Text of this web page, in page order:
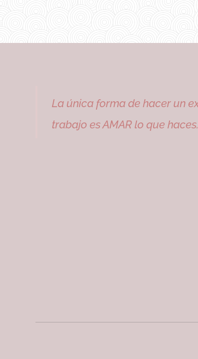
La única forma de hacer un
trabajo es AMAR lo que haces.